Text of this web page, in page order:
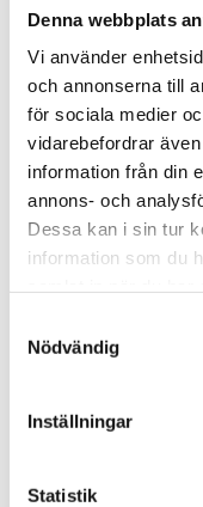
Denna webbplats
Vi använder
och annonserna till
för sociala medier
vidarebefordrar
information från din
annons- och
Dessa kan i sin tur
information som du
Nödvändig
Inställningar
Statistik
Kapslingsklass: IP67
Utan kontaktdon.
Givarna är
temperatur i
ångpannor.
kemiskt icke
STÄLL EN